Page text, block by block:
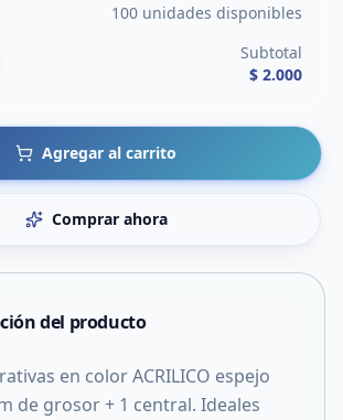
100 unidades disponibles
Subtotal
$ 2.000
Agregar al carrito
Comprar ahora
del producto
en color ACRILICO espejo
de grosor + 1 central. Ideales